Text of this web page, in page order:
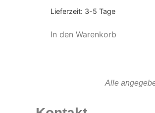
Lieferzeit: 3-5 Tage
In den Warenkorb
Alle